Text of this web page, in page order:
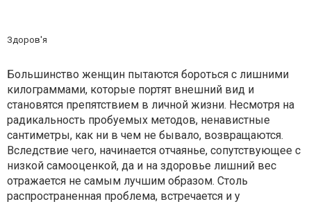
Здоров'я
Большинство женщин пытаются бороться с лишними
килограммами, которые портят внешний вид и
становятся препятствием в личной жизни. Несмотря на
радикальность пробуемых методов, ненавистные
сантиметры, как ни в чем не бывало, возвращаются.
Вследствие чего, начинается отчаянье, сопутствующее с
низкой самооценкой, да и на здоровье лишний вес
отражается не самым лучшим образом. Столь
распространенная проблема, встречается и у